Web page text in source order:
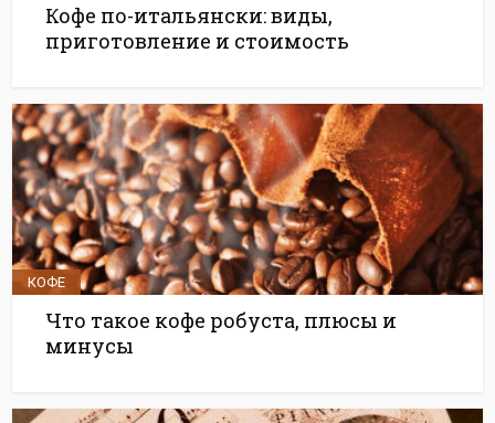
Кофе по-итальянски: виды,
приготовление и стоимость
КОФЕ
Что такое кофе робуста, плюсы и
минусы